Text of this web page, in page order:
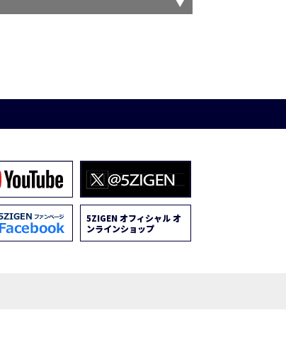
5ZIGEN オフィシャル オ
ンラインショップ